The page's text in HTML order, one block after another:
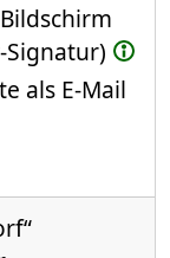
als E-Mail